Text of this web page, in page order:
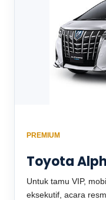
PREMIUM
Toyota
Untuk tamu VIP,
eksekutif, acara